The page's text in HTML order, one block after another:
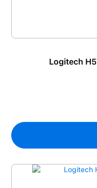
Logitech